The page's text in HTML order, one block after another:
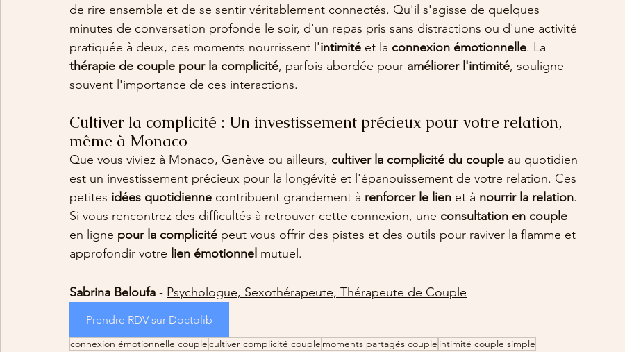
de rire ensemble et de se sentir véritablement connectés. Qu'il s'agisse de quelques
minutes de conversation profonde le soir, d'un repas pris sans distractions ou d'une activité
pratiquée à deux, ces moments nourrissent l'intimité et la connexion émotionnelle. La
thérapie de couple pour la complicité, parfois abordée pour améliorer l'intimité, souligne
souvent l'importance de ces interactions.
Cultiver la complicité : Un investissement précieux pour votre relation,
même à Monaco
Que vous viviez à Monaco, Genève ou ailleurs, cultiver la complicité du couple au quotidien
est un investissement précieux pour la longévité et l'épanouissement de votre relation. Ces
petites idées quotidienne contribuent grandement à renforcer le lien et à nourrir la relation.
Si vous rencontrez des difficultés à retrouver cette connexion, une consultation en couple
en ligne pour la complicité peut vous offrir des pistes et des outils pour raviver la flamme et
approfondir votre lien émotionnel mutuel.
Sabrina Beloufa - Psychologue, Sexothérapeute, Thérapeute de Couple
Prendre RDV sur Doctolib
connexion émotionnelle couplecultiver complicité couple moments partagés couple intimité couple simple